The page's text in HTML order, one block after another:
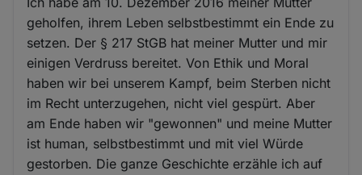
geholfen, ihrem Leben selbstbestimmt ein Ende zu
setzen. Der § 217 StGB hat meiner Mutter und mir
einigen Verdruss bereitet. Von Ethik und Moral
haben wir bei unserem Kampf, beim Sterben nicht
im Recht unterzugehen, nicht viel gespürt. Aber
am Ende haben wir "gewonnen" und meine Mutter
ist human, selbstbestimmt und mit viel Würde
gestorben. Die ganze Geschichte erzähle ich auf